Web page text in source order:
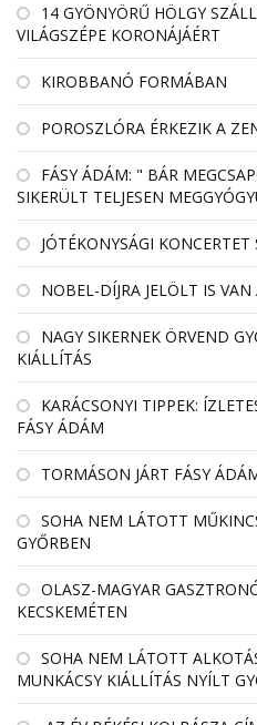
14 GYÖNYÖRŰ HÖLGY
VILÁGSZÉPE KORONÁJÁÉRT
KIROBBANÓ FORMÁBAN
POROSZLÓRA ÉRKEZIK A
FÁSY ÁDÁM: " BÁR
SIKERÜLT TELJESEN
JÓTÉKONYSÁGI
NOBEL-DÍJRA JELÖLT IS
NAGY SIKERNEK ÖRVEND
KIÁLLÍTÁS
KARÁCSONYI TIPPEK:
FÁSY ÁDÁM
TORMÁSON JÁRT FÁSY
SOHA NEM LÁTOTT
GYŐRBEN
OLASZ-MAGYAR
KECSKEMÉTEN
SOHA NEM LÁTOTT
MUNKÁCSY KIÁLLÍTÁS NYÍLT